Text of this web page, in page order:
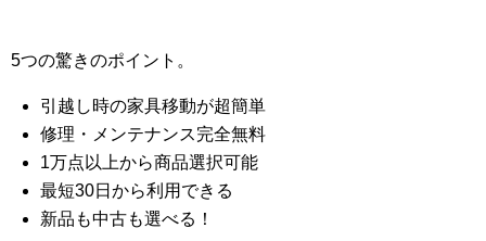
5つの驚きのポイント。
引越し時の家具移動が超簡単
修理・メンテナンス完全無料
1万点以上から商品選択可能
最短30日から利用できる
新品も中古も選べる！